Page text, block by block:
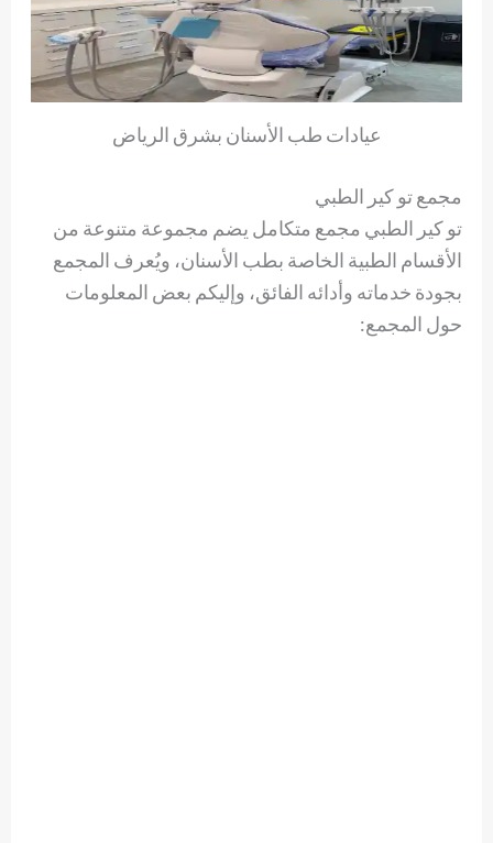
عيادات طب الأسنان بشرق الرياض
مجمع تو كير الطبي
تو كير الطبي مجمع متكامل يضم مجموعة متنوعة من
الأقسام الطبية الخاصة بطب الأسنان، ويُعرف المجمع
بجودة خدماته وأدائه الفائق، وإليكم بعض المعلومات
حول المجمع: